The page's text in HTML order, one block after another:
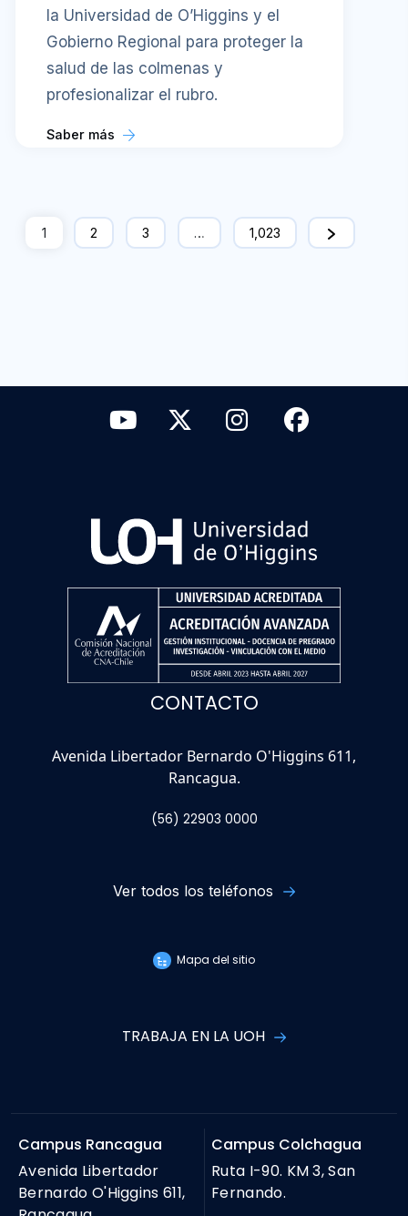
la Universidad de O’Higgins y el
Gobierno Regional para proteger la
salud de las colmenas y
profesionalizar el rubro.
Saber más
1 2 3 … 1,023
CONTACTO
Avenida Libertador Bernardo O'Higgins 611,
Rancagua.
(56) 22903 0000
Ver todos los teléfonos
Mapa del sitio
TRABAJA EN LA UOH
Campus Rancagua
Avenida Libertador
Bernardo O'Higgins 611,
Campus Colchagua
Ruta I-90. KM 3, San
Fernando.